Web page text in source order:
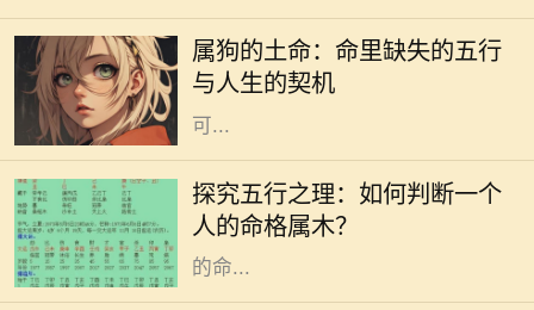
属狗的土命：命里缺失的五行
与人生的契机
而属狗的土命则是一种富暖而稳重的
存在。属狗的人忠诚、守信，代表着
信任与友善。然而，在命理中，土命
可...
探究五行之理：如何判断一个
人的命格属木？
在中国传统文化中，五行学说是一个
非常重要的哲学体系。五行分别是
金、木、水、火、土，每一种元素都
与自然界的现象紧密相连，影响着人
的命...
在古代的天文学中，星宿被视为影响